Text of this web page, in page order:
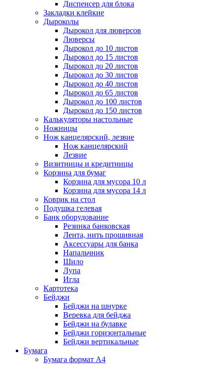
Диспенсер для блока
Закладки клейкие
Дыроколы
Дырокол для люверсов
Люверсы
Дырокол до 10 листов
Дырокол до 15 листов
Дырокол до 20 листов
Дырокол до 30 листов
Дырокол до 40 листов
Дырокол до 65 листов
Дырокол до 100 листов
Дырокол до 150 листов
Калькуляторы настольные
Ножницы
Нож канцелярский, лезвие
Нож канцелярский
Лезвие
Визитницы и кредитницы
Корзина для бумаг
Корзина для мусора 10 л
Корзина для мусора 14 л
Коврик на стол
Подушка гелевая
Банк оборудование
Резинка банковская
Лента, нить прошивная
Аксессуары для банка
Напальчник
Шило
Лупа
Игла
Картотека
Бейджи
Бейджи на шнурке
Веревка для бейджа
Бейджи на булавке
Бейджи горизонтальные
Бейджи вертикальные
Бумага
Бумага формат А4